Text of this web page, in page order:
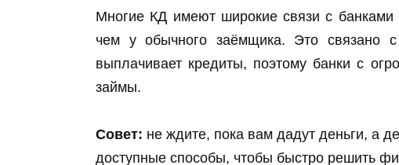
Многие КД имеют широкие связи с
чем у обычного заёмщика. Это связано
выплачивает кредиты, поэтому банки с
займы.
Совет: не ждите, пока вам дадут деньги, а
доступные способы, чтобы быстро решить